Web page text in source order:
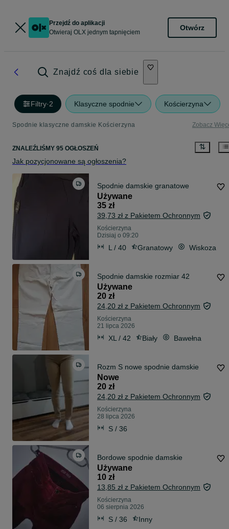
Przejdź do aplikacji
Otwieraj OLX jednym tapnięciem
Otwórz
Znajdź coś dla siebie
Filtry·2 Klasyczne spodnie Kościerzyna
Spodnie klasyczne damskie Kościerzyna Zobacz
ZNALEŹLIŚMY 95 OGŁOSZEŃ
Jak pozycjonowane są ogłoszenia?
Spodnie damskie granatowe
Używane
35 zł
39,73 zł z Pakietem Ochronnym
Kościerzyna
Dzisiaj o 09:20
L / 40 Granatowy Wiskoza
Spodnie damskie rozmiar 42
Używane
20 zł
24,20 zł z Pakietem Ochronnym
Kościerzyna
21 lipca 2026
XL / 42 Biały Bawełna
Rozm S nowe spodnie damskie
Nowe
20 zł
24,20 zł z Pakietem Ochronnym
Kościerzyna
28 lipca 2026
S / 36
Bordowe spodnie damskie
Używane
10 zł
13,85 zł z Pakietem Ochronnym
Kościerzyna
06 sierpnia 2026
S / 36 Inny